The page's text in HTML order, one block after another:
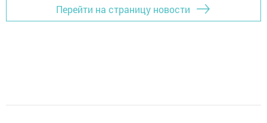
Перейти на страницу новости